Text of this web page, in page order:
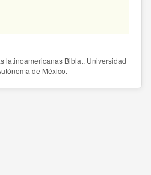
latinoamericanas Biblat. Universidad
de México.